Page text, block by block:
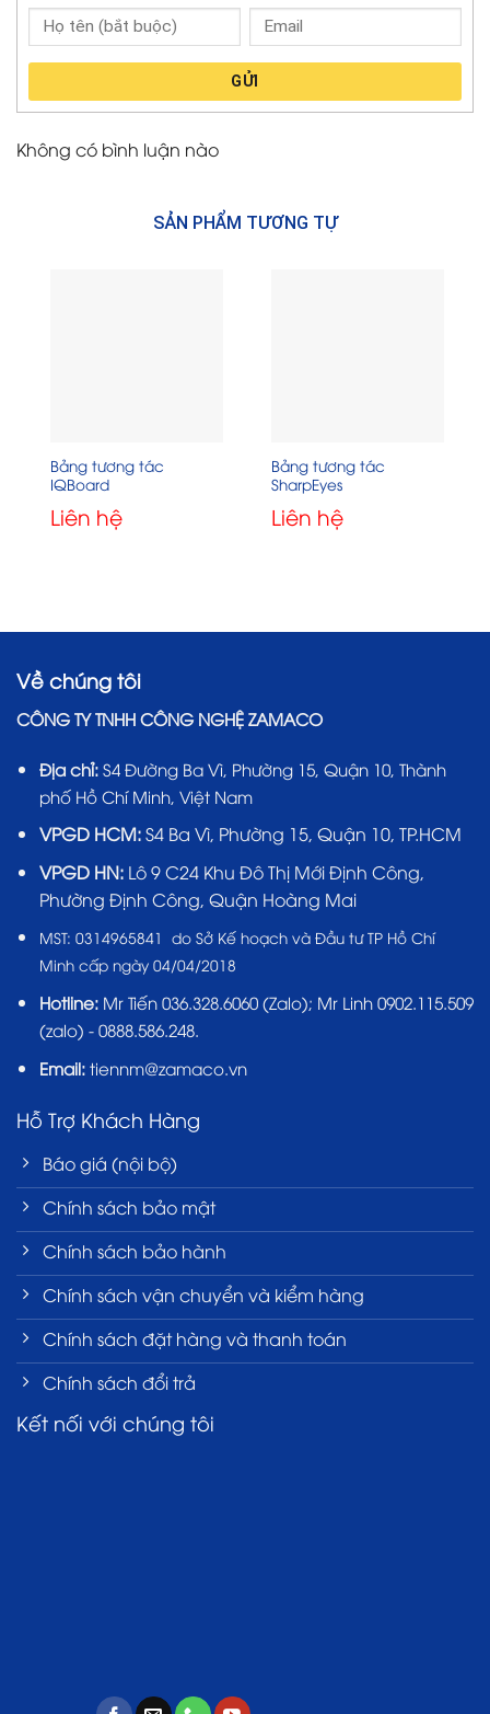
GỬI
Không có bình luận nào
SẢN PHẨM TƯƠNG TỰ
Bảng tương tác
IQBoard
Liên hệ
Bảng tương tác
SharpEyes
Liên hệ
Về chúng tôi
CÔNG TY TNHH CÔNG NGHỆ ZAMACO
Địa chỉ: S4 Đường Ba Vì, Phường 15, Quận 10, Thành
phố Hồ Chí Minh, Việt Nam
VPGD HCM:S4 Ba Vì, Phường 15, Quận 10, TP.HCM
VPGD HN:Lô 9 C24 Khu Đô Thị Mới Định Công,
Phường Định Công, Quận Hoàng Mai
MST: 0314965841 do Sở Kế hoạch và Đầu tư TP Hồ Chí
Minh cấp ngày 04/04/2018
Hotline: Mr Tiến 036.328.6060(Zalo); Mr Linh 0902.115.509
(zalo) - 0888.586.248.
Email:tiennm@zamaco.vn
Hỗ Trợ Khách Hàng
Báo giá (nội bộ)
Chính sách bảo mật
Chính sách bảo hành
Chính sách vận chuyển và kiểm hàng
Chính sách đặt hàng và thanh toán
Chính sách đổi trả
Kết nối với chúng tôi